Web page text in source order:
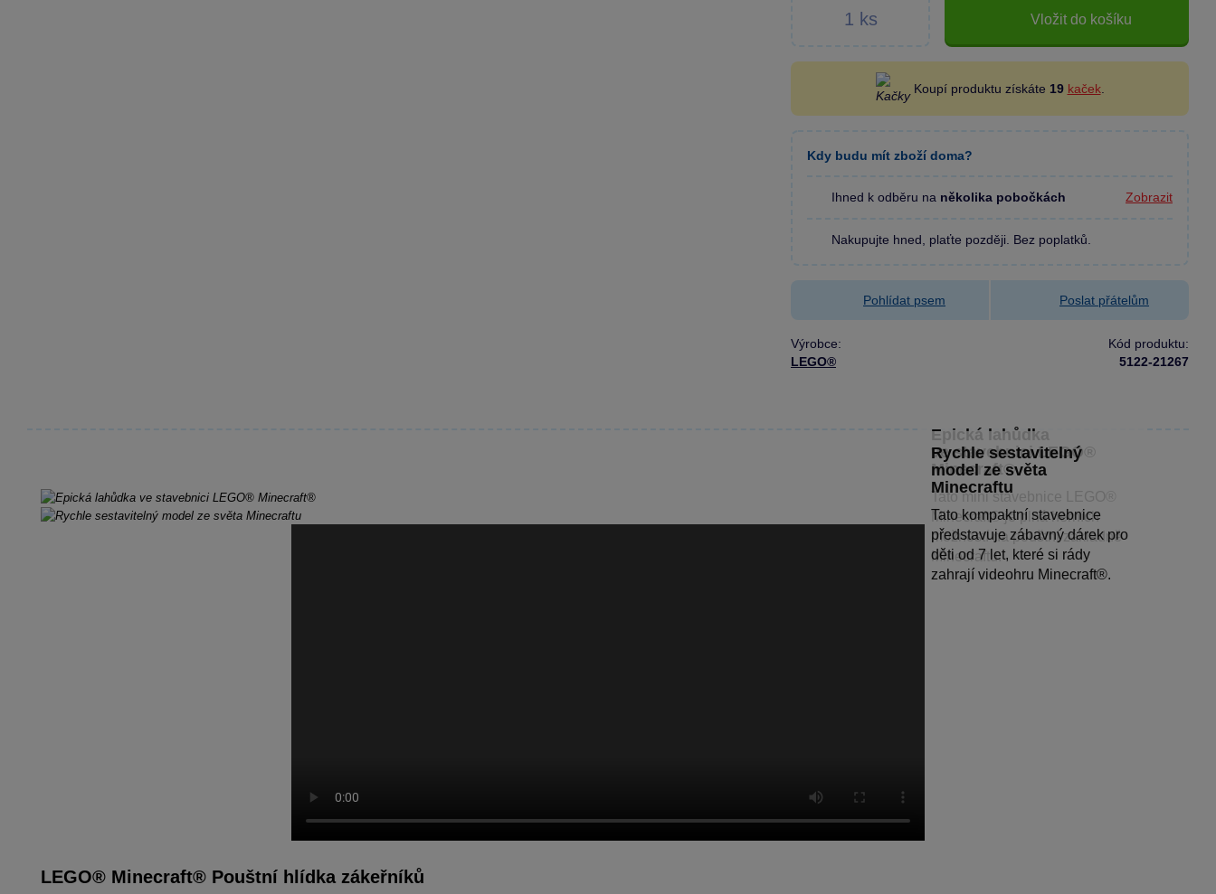
Vložit do košíku
Koupí produktu získáte 19 kaček.
Kdy budu mít zboží doma?
Ihned k odběru na několika pobočkách Zobrazit
Nakupujte hned, plaťte později. Bez poplatků.
Pohlídat psem Poslat přátelům
Výrobce:
LEGO®
Kód produktu:
5122-21267
Epická lahůdka
ve stavebnici LEGO®
Minecraft®
Tato mini stavebnice LEGO®
Minecraft® je plná herních
možností na pouštní základně
Minecraftu.
Rychle sestavitelný
model ze světa
Minecraftu
Tato kompaktní stavebnice
představuje zábavný dárek pro
děti od 7 let, které si rády
zahrají videohru Minecraft®.
LEGO® Minecraft® Pouštní hlídka zákeřníků